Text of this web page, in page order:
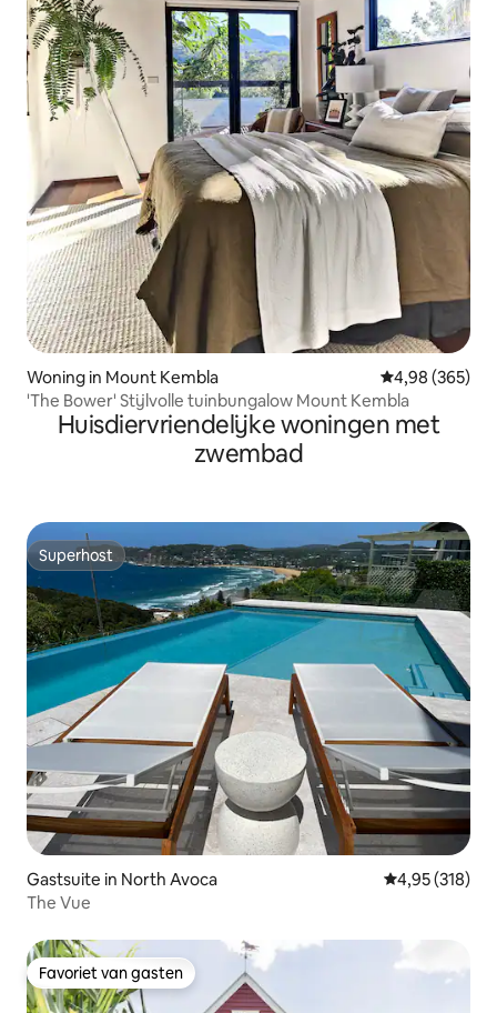
Woning in Mount Kembla Gemiddelde
4,98 (365)
'The Bower' Stijlvolle tuinbungalow Mount Kembla
Huisdiervriendelijke woningen met
zwembad
Superhost
Superhost
Gastsuite in North Avoca Gemiddelde
4,95 (318)
The Vue
Favoriet van gasten
Favoriet van gasten